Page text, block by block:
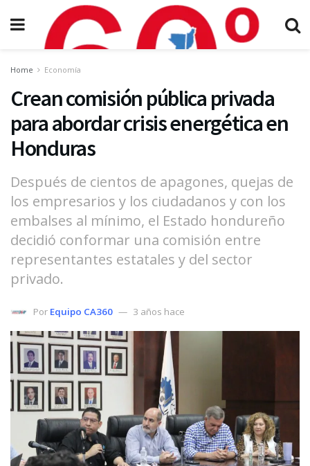
Home Economía
Crean comisión pública privada
para abordar crisis energética en
Honduras
Después de cientos de apagones, quejas de
los empresarios y los ciudadanos y con los
embalses al mínimo, el Estado hondureño
decidió conformar una comisión entre
representantes estatales y del sector
privado.
Por Equipo CA360 3 años hace